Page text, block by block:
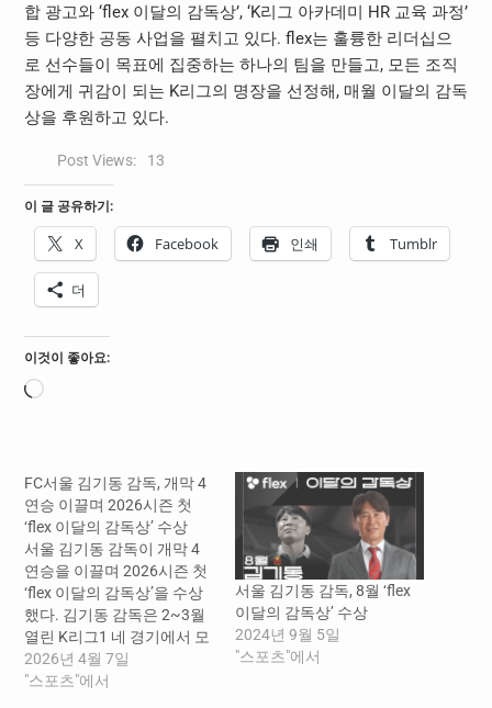
합 광고와 ‘flex 이달의 감독상’, ‘K리그 아카데미 HR 교육 과정’
등 다양한 공동 사업을 펼치고 있다. flex는 훌륭한 리더십으
로 선수들이 목표에 집중하는 하나의 팀을 만들고, 모든 조직
장에게 귀감이 되는 K리그의 명장을 선정해, 매월 이달의 감독
상을 후원하고 있다.
Post Views: 13
이 글 공유하기:
X Facebook 인쇄 Tumblr
더
이것이 좋아요:
로
FC서울 김기동 감독, 개막 4
연승 이끌며 2026시즌 첫
‘flex 이달의 감독상’ 수상
서울 김기동 감독이 개막 4
연승을 이끌며 2026시즌 첫
‘flex 이달의 감독상’을 수상
했다. 김기동 감독은 2~3월
열린 K리그1 네 경기에서 모
두 승리하며, 서울 구단 역사
상 최초로 개막 4연승을 달
2026년 4월 7일
"스포츠"에서
서울 김기동 감독, 8월 ‘flex
이달의 감독상’ 수상
2024년 9월 5일
"스포츠"에서